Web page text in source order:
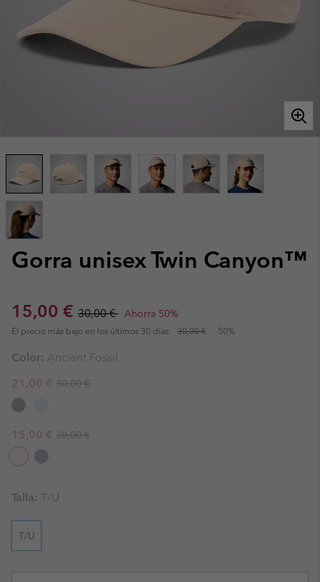
Gorra unisex Twin Canyon™
Sale price:
15,00 € Regular price:
30,00 € Ahorra 50%
El precio más bajo en los últimos 30 días: 30,00 € -50%
Color: Ancient Fossil
Sale price:
21,00 € Regular price:
30,00 €
Sale price:
15,00 € Regular price:
30,00 €
Talla: T/U
T/U